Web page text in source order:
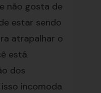
não gosta de
estar sendo
atrapalhar o
está
dos
incomoda